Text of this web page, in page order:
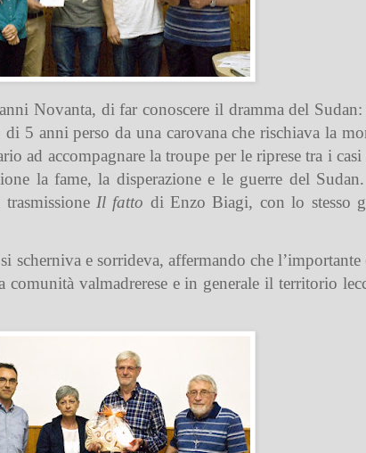
Novanta, di far conoscere il dramma del Sudan:
5 anni perso da una carovana che rischiava la
ad accompagnare la troupe per le riprese tra i
la fame, la disperazione e le guerre del Sudan.
Il fatto di Enzo Biagi, con lo stesso
e sorrideva, affermando che l’importante
comunità valmadrerese e in generale il territorio